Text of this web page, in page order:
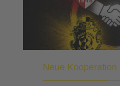
Neue Kooperation